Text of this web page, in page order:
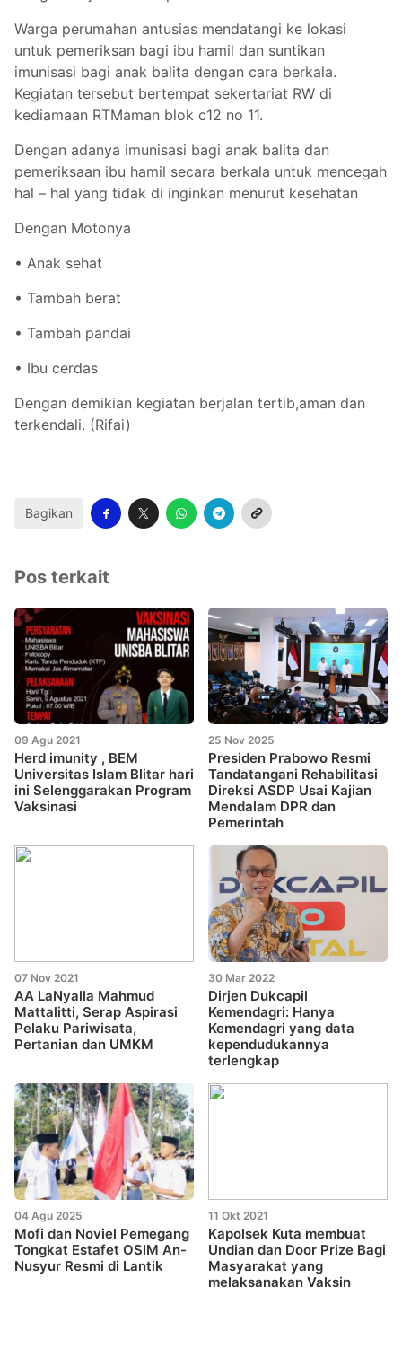
Warga perumahan antusias mendatangi ke lokasi
untuk pemeriksan bagi ibu hamil dan suntikan
imunisasi bagi anak balita dengan cara berkala.
Kegiatan tersebut bertempat sekertariat RW di
kediamaan RTMaman blok c12 no 11.
Dengan adanya imunisasi bagi anak balita dan
pemeriksaan ibu hamil secara berkala untuk mencegah
hal – hal yang tidak di inginkan menurut kesehatan
Dengan Motonya
• Anak sehat
• Tambah berat
• Tambah pandai
• Ibu cerdas
Dengan demikian kegiatan berjalan tertib,aman dan
terkendali. (Rifai)
Bagikan
Pos terkait
09 Agu 2021
Herd imunity , BEM
Universitas Islam Blitar hari
ini Selenggarakan Program
Vaksinasi
25 Nov 2025
Presiden Prabowo Resmi
Tandatangani Rehabilitasi
Direksi ASDP Usai Kajian
Mendalam DPR dan
Pemerintah
07 Nov 2021
AA LaNyalla Mahmud
Mattalitti, Serap Aspirasi
Pelaku Pariwisata,
Pertanian dan UMKM
30 Mar 2022
Dirjen Dukcapil
Kemendagri: Hanya
Kemendagri yang data
kependudukannya
terlengkap
04 Agu 2025
Mofi dan Noviel Pemegang
Tongkat Estafet OSIM An-
Nusyur Resmi di Lantik
11 Okt 2021
Kapolsek Kuta membuat
Undian dan Door Prize Bagi
Masyarakat yang
melaksanakan Vaksin